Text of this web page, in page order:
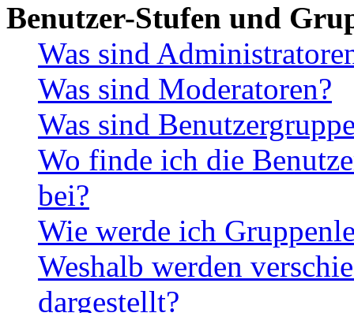
Benutzer-Stufen und
Was sind
Was sind Moderatoren?
Was sind
Wo finde ich die
bei?
Wie werde ich
Weshalb werden
dargestellt?